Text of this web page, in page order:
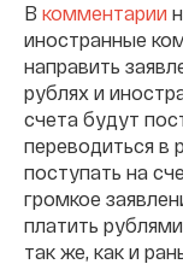
В комментарии
иностранные
направить
рублях и
счета будут
переводиться в
поступать на
громкое
платить
так же, как и